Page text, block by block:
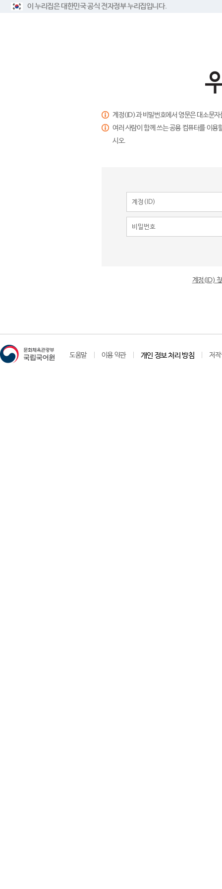
이 누리집은 대한민국 공식 전자정부 누리집입니다.
계정(ID)과 비밀번호에서 영문은 대소문
여러 사람이 함께 쓰는 공용 컴퓨터를 이
시오.
계정(ID)
도움말 이용 약관 개인 정보 처리 방침 저